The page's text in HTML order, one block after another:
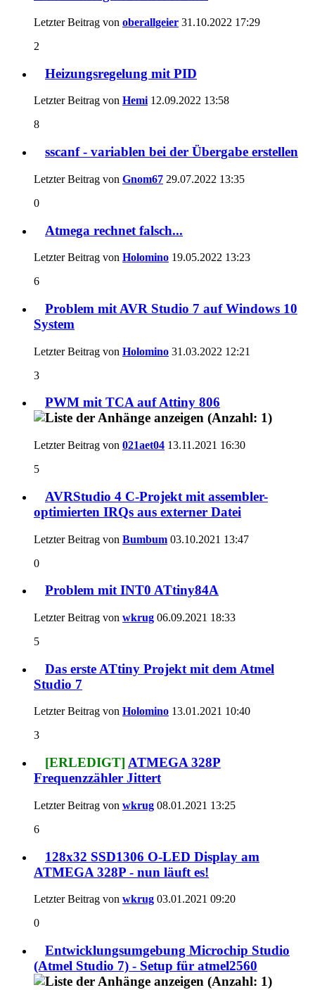
Letzter Beitrag von oberallgeier 31.10.2022 17:29
2
Heizungsregelung mit PID
Letzter Beitrag von Hemi 12.09.2022 13:58
8
sscanf - variablen bei der Übergabe erstellen
Letzter Beitrag von Gnom67 29.07.2022 13:35
0
Atmega rechnet falsch...
Letzter Beitrag von Holomino 19.05.2022 13:23
6
Problem mit AVR Studio 7 auf Windows 10
System
Letzter Beitrag von Holomino 31.03.2022 12:21
3
PWM mit TCA auf Attiny 806
Letzter Beitrag von 021aet04 13.11.2021 16:30
5
AVRStudio 4 C-Projekt mit assembler-
optimierten IRQs aus externer Datei
Letzter Beitrag von Bumbum 03.10.2021 13:47
0
Problem mit INT0 ATtiny84A
Letzter Beitrag von wkrug 06.09.2021 18:33
5
Das erste ATtiny Projekt mit dem Atmel
Studio 7
Letzter Beitrag von Holomino 13.01.2021 10:40
3
[ERLEDIGT] ATMEGA 328P
Frequenzzähler Jittert
Letzter Beitrag von wkrug 08.01.2021 13:25
6
128x32 SSD1306 O-LED Display am
ATMEGA 328P - nun läuft es!
Letzter Beitrag von wkrug 03.01.2021 09:20
0
Entwicklungsumgebung Microchip Studio
(Atmel Studio 7) - Setup für atmel2560